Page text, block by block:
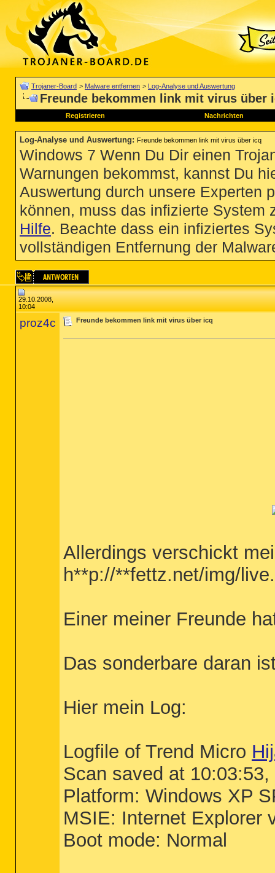
Trojaner-Board > Malware entfernen > Log-Analyse und Auswertung
Freunde bekommen link mit virus über
Registrieren Nachrichten
Log-Analyse und Auswertung: Freunde bekommen link mit virus über icq
Windows 7 Wenn Du Dir einen
Warnungen bekommst, kannst Du
Auswertung durch unsere Experten
können, muss das infizierte System
Hilfe. Beachte dass ein infiziertes
vollständigen Entfernung der
29.10.2008,
10:04
proz4c Freunde bekommen link mit virus über icq
Allerdings verschickt
h**p://**fettz.net/img/
Einer meiner Freunde
Das sonderbare daran
Hier mein Log:
Logfile of Trend Micro
Scan saved at
Platform: Windows XP
MSIE: Internet Explorer
Boot mode: Normal